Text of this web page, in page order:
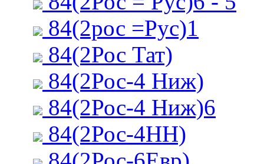
84(2рос =Рус)1
84(2Рос Тат)
84(2Рос-4 Ниж)
84(2Рос-4 Ниж)6
84(2Рос-4НН)